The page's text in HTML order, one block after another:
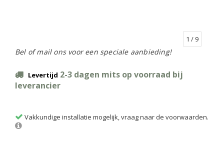
1 / 9
Bel of mail ons voor een speciale aanbieding!
Levertijd 2-3 dagen mits op voorraad bij
leverancier
Vakkundige installatie mogelijk, vraag naar de voorwaarden.